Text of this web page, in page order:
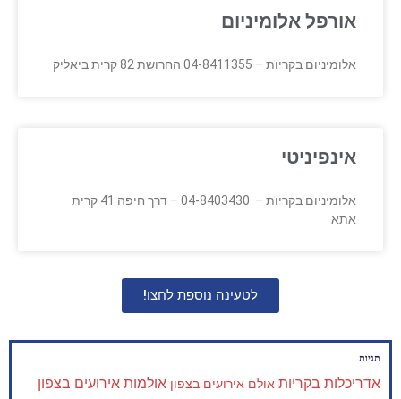
אורפל אלומיניום
אלומיניום בקריות – 04-8411355 החרושת 82 קרית ביאליק
אינפיניטי
אלומיניום בקריות – 04-8403430 – דרך חיפה 41 קרית
אתא
לטעינה נוספת לחצו!
תגיות
אדריכלות בקריות אולם אירועים בצפון אולמות אירועים בצפון